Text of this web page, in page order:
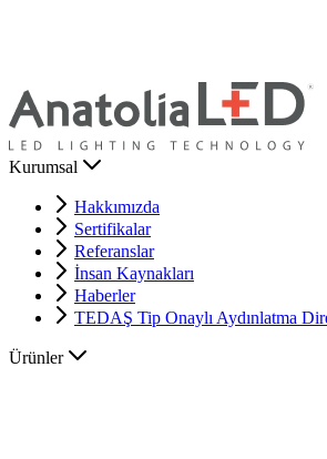
Kurumsal
Hakkımızda
Sertifikalar
Referanslar
İnsan Kaynakları
Haberler
TEDAŞ Tip Onaylı Aydınlatma
Ürünler